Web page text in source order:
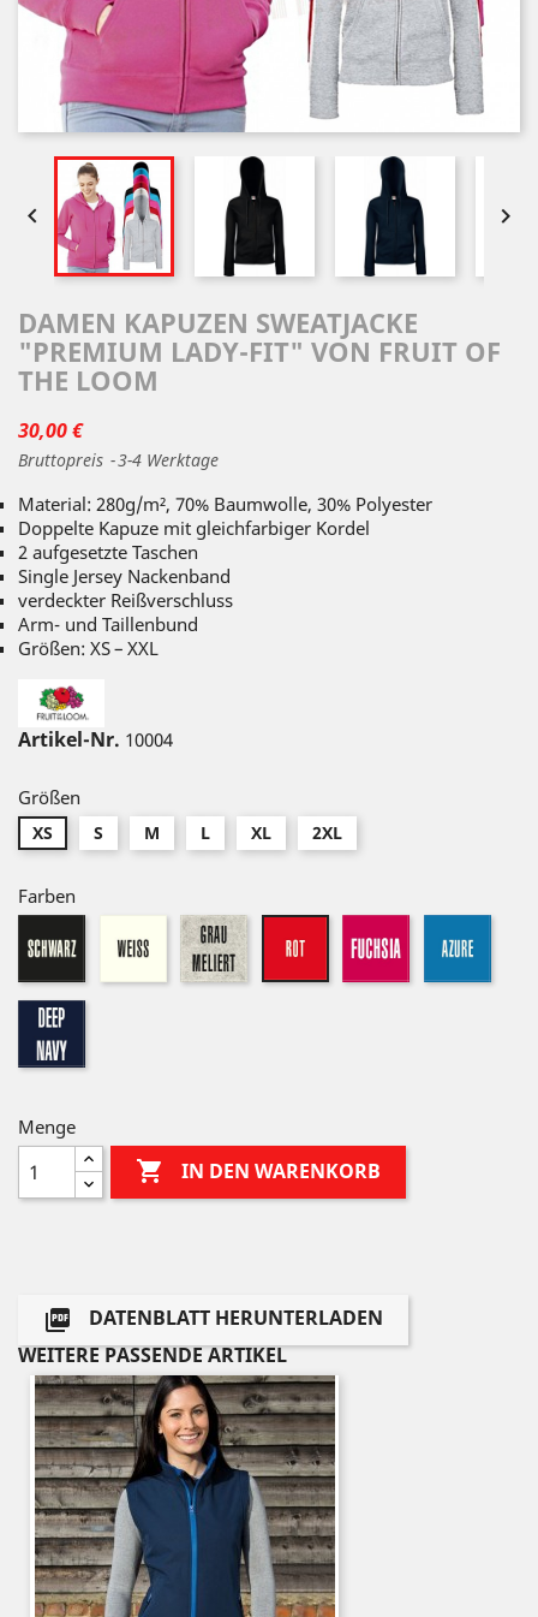
 
DAMEN KAPUZEN SWEATJACKE
"PREMIUM LADY-FIT" VON FRUIT OF
THE LOOM
30,00 €
Bruttopreis 3-4 Werktage
Material: 280g/m², 70% Baumwolle, 30% Polyester
Doppelte Kapuze mit gleichfarbiger Kordel
2 aufgesetzte Taschen
Single Jersey Nackenband
verdeckter Reißverschluss
Arm- und Taillenbund
Größen: XS – XXL
Artikel-Nr. 10004
Größen
XS S M L XL 2XL
Farben
weiß
Menge
 IN DEN WARENKORB

DATENBLATT HERUNTERLADEN
WEITERE PASSENDE ARTIKEL